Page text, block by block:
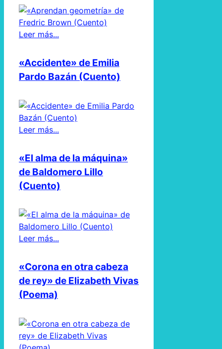
Leer más...
«Accidente» de Emilia
Pardo Bazán (Cuento)
Leer más...
«El alma de la máquina»
de Baldomero Lillo
(Cuento)
Leer más...
«Corona en otra cabeza
de rey» de Elizabeth Vivas
(Poema)